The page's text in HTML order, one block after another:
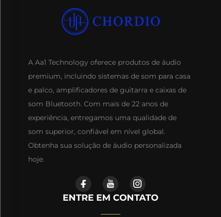
A Aa1 Technology oferece produtos de áudio
premium, incluindo sistemas de som para casa
e palco, amplificadores de guitarra e caixas de
som Bluetooth. Com mais de 22 anos de
experiência, entregamos uma qualidade de
som superior, confiável em nível global.
Obtenha sua solução de áudio personalizada
hoje.
ENTRE EM CONTATO